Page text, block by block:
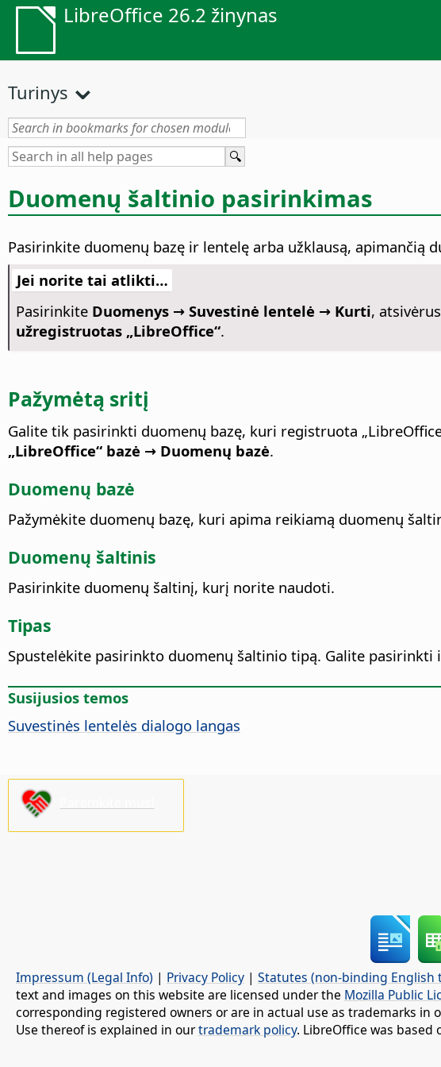
LibreOffice 26.2 žinynas
Turinys
Duomenų šaltinio pasirinkimas
Pasirinkite duomenų bazę ir lentelę arba užklausą, apimančią
Jei norite tai atlikti…
Pasirinkite Duomenys → Suvestinė lentelė → Kurti,
užregistruotas „LibreOffice“.
Pažymėtą sritį
Galite tik pasirinkti duomenų bazę, kuri registruota
„LibreOffice“ bazė → Duomenų bazė.
Duomenų bazė
Pažymėkite duomenų bazę, kuri apima reikiamą duomenų
Duomenų šaltinis
Pasirinkite duomenų šaltinį, kurį norite naudoti.
Tipas
Spustelėkite pasirinkto duomenų šaltinio tipą. Galite pasirinkti
Susijusios temos
Suvestinės lentelės dialogo langas
Impressum (Legal Info) | Privacy Policy | Statutes (non-binding English
text and images on this website are licensed under the Mozilla Public
corresponding registered owners or are in actual use as trademarks
Use thereof is explained in ourtrademark policy. LibreOffice was based